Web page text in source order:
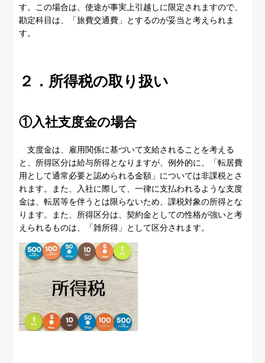
す。この場合は、使途が事実上引越しに限定されますので、
勘定科目は、「旅費交通費」とするのが妥当と考えられま
す。
２．所得税の取り扱い
①入社支度金の場合
支度金は、雇用関係に基づいて支給されることを考える
と、所得区分は給与所得となりますが、例外的に、「転居費
用として通常必要と認められる金額」については非課税とさ
れます。また、入社に際して、一律に支払われるような支度
金は、転居等を伴うとは限らないため、課税対象の所得とな
ります。また、所得区分は、契約金としての性格が強いと考
えられるものは、「雑所得」として区分されます。